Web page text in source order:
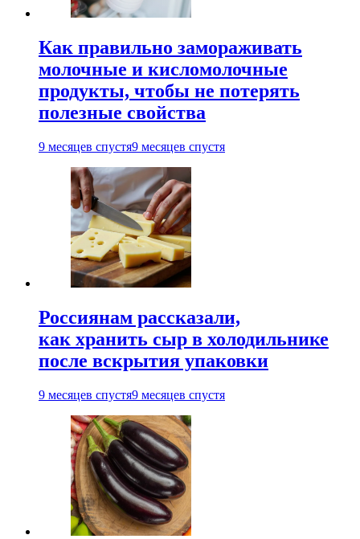
Как правильно замораживать
молочные и кисломолочные
продукты, чтобы не потерять
полезные свойства
9 месяцев спустя9 месяцев спустя
Россиянам рассказали,
как хранить сыр в холодильнике
после вскрытия упаковки
9 месяцев спустя9 месяцев спустя